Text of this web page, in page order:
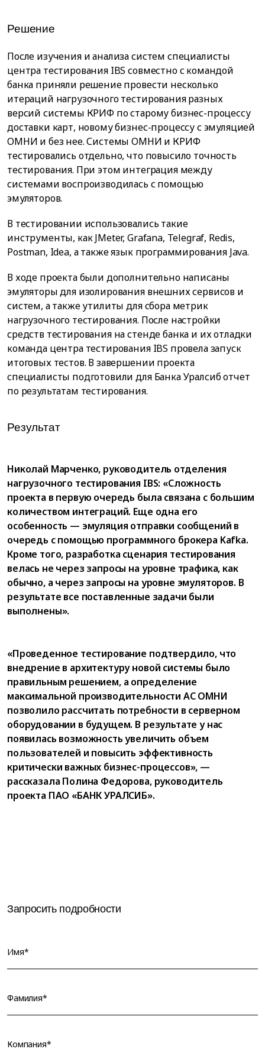
Решение
После изучения и анализа систем специалисты
центра тестирования IBS совместно с командой
банка приняли решение провести несколько
итераций нагрузочного тестирования разных
версий системы КРИФ по старому бизнес-процессу
доставки карт, новому бизнес-процессу с эмуляцией
ОМНИ и без нее. Системы ОМНИ и КРИФ
тестировались отдельно, что повысило точность
тестирования. При этом интеграция между
системами воспроизводилась с помощью
эмуляторов.
В тестировании использовались такие
инструменты, как JMeter, Grafana, Telegraf, Redis,
Postman, Idea, а также язык программирования Java.
В ходе проекта были дополнительно написаны
эмуляторы для изолирования внешних сервисов и
систем, а также утилиты для сбора метрик
нагрузочного тестирования. После настройки
средств тестирования на стенде банка и их отладки
команда центра тестирования IBS провела запуск
итоговых тестов. В завершении проекта
специалисты подготовили для Банка Уралсиб отчет
по результатам тестирования.
Результат
Николай Марченко, руководитель отделения
нагрузочного тестирования IBS: «Сложность
проекта в первую очередь была связана с большим
количеством интеграций. Еще одна его
особенность — эмуляция отправки сообщений в
очередь с помощью программного брокера Kafka.
Кроме того, разработка сценария тестирования
велась не через запросы на уровне трафика, как
обычно, а через запросы на уровне эмуляторов. В
результате все поставленные задачи были
выполнены».
«Проведенное тестирование подтвердило, что
внедрение в архитектуру новой системы было
правильным решением, а определение
максимальной производительности АС ОМНИ
позволило рассчитать потребности в серверном
оборудовании в будущем. В результате у нас
появилась возможность увеличить объем
пользователей и повысить эффективность
критически важных бизнес-процессов», —
рассказала Полина Федорова, руководитель
проекта ПАО «БАНК УРАЛСИБ».
Запросить подробности
Имя*
Фамилия*
Компания*